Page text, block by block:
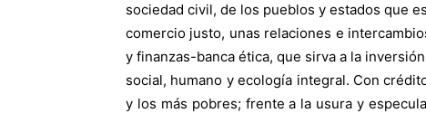
sociedad civil, de los pueblos y estados que
comercio justo, unas relaciones e
y finanzas-banca ética, que sirva a la
social, humano y ecología integral. Con
y los más pobres; frente a la usura y